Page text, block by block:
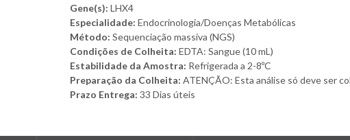
Gene(s): LHX4
Especialidade: Endocrinologia/Doenças Metabólicas
Método: Sequenciação massiva (NGS)
Condições de Colheita: EDTA: Sangue (10 mL)
Estabilidade da Amostra: Refrigerada a 2-8ºC
Preparação da Colheita: ATENÇÃO: Esta análise só deve ser
Prazo Entrega: 33 Dias úteis